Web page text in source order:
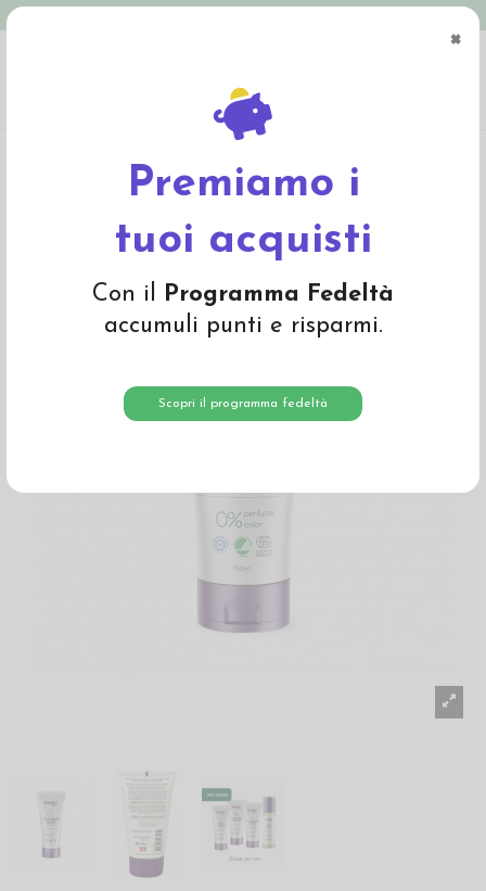
×
Premiamo i
tuoi acquisti
Con il Programma Fedeltà
accumuli punti e risparmi.
Scopri il programma fedeltà